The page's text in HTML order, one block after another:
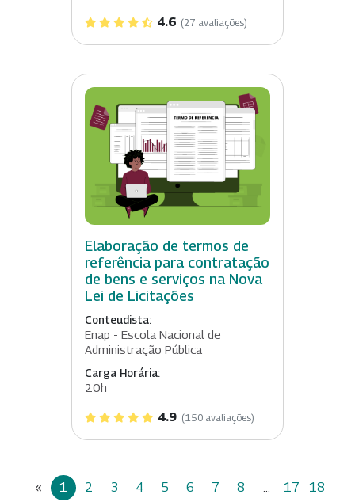
4.6 (27 avaliações)
Elaboração de termos de
referência para contratação
de bens e serviços na Nova
Lei de Licitações
Conteudista:
Enap - Escola Nacional de
Administração Pública
Carga Horária:
20h
4.9 (150 avaliações)
« 1 2 3 4 5 6 7 8 ... 17
18